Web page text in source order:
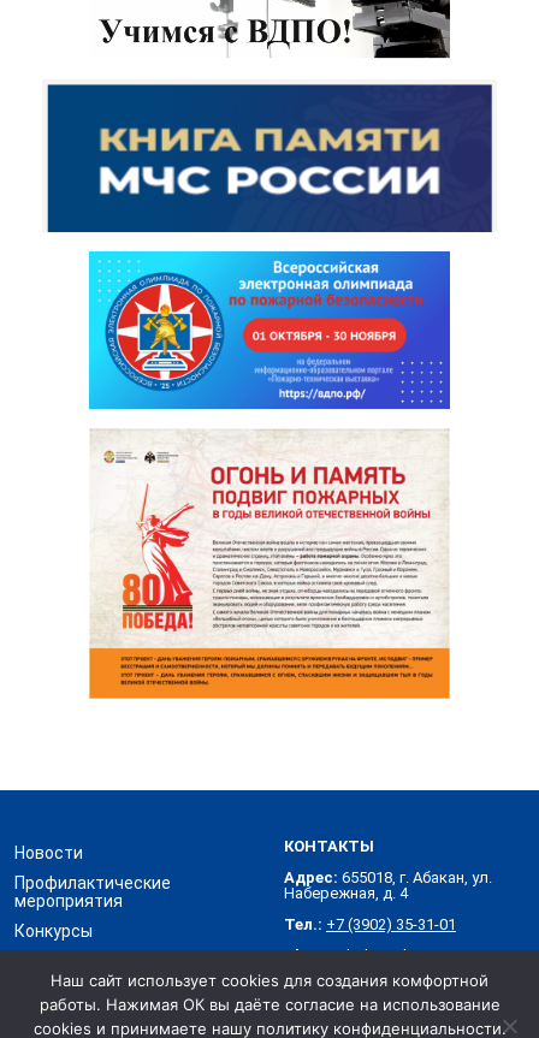
Новости
Профилактические
мероприятия
Конкурсы
КОНТАКТЫ
Адрес: 655018, г. Абакан, ул.
Набережная, д. 4
Тел.: +7 (3902) 35-31-01
Skype: abakanvdpo
Хакасское республиканское отделение Всероссийского
добровольного пожарного общества © 2026
Наш сайт использует cookies для создания комфортной
работы. Нажимая ОК вы даёте согласие на использование
cookies и принимаете нашу политику конфиденциальности.